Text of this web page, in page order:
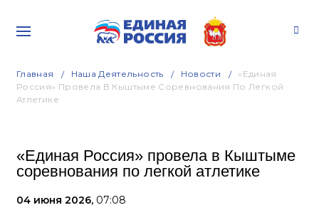
Главная Наша Деятельность Новости
«Единая
Россия» Провела В Кыштыме Соревнования По Легкой
Атлетике
«Единая Россия» провела в Кыштыме
соревнования по легкой атлетике
04 июня 2026, 07:08